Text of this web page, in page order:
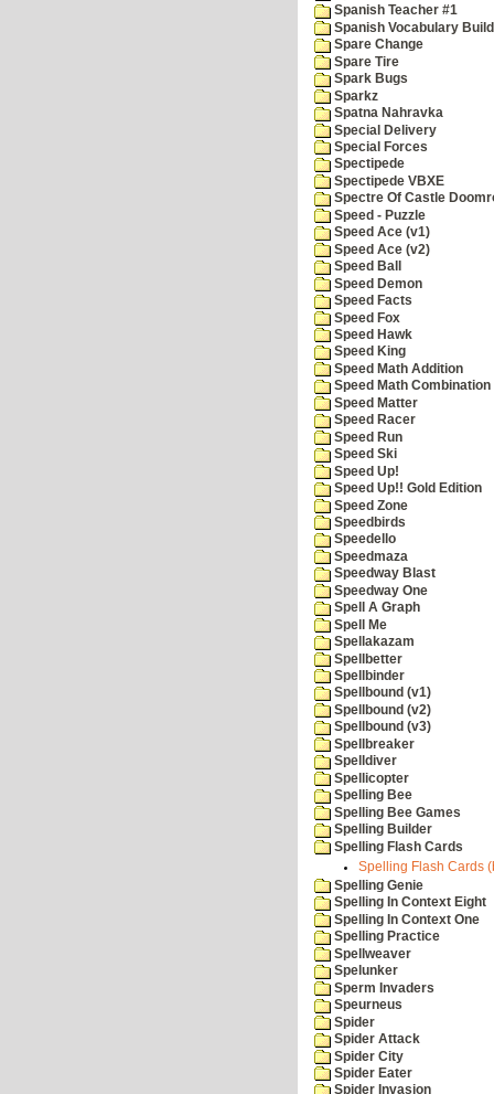
Spanish Teacher #1
Spanish Vocabulary
Spare Change
Spare Tire
Spark Bugs
Sparkz
Spatna Nahravka
Special Delivery
Special Forces
Spectipede
Spectipede VBXE
Spectre Of Castle
Speed - Puzzle
Speed Ace (v1)
Speed Ace (v2)
Speed Ball
Speed Demon
Speed Facts
Speed Fox
Speed Hawk
Speed King
Speed Math Addition
Speed Math Combination
Speed Matter
Speed Racer
Speed Run
Speed Ski
Speed Up!
Speed Up!! Gold Edition
Speed Zone
Speedbirds
Speedello
Speedmaza
Speedway Blast
Speedway One
Spell A Graph
Spell Me
Spellakazam
Spellbetter
Spellbinder
Spellbound (v1)
Spellbound (v2)
Spellbound (v3)
Spellbreaker
Spelldiver
Spellicopter
Spelling Bee
Spelling Bee Games
Spelling Builder
Spelling Flash Cards
Spelling Flash Cards
Spelling Genie
Spelling In Context Eight
Spelling In Context One
Spelling Practice
Spellweaver
Spelunker
Sperm Invaders
Speurneus
Spider
Spider Attack
Spider City
Spider Eater
Spider Invasion